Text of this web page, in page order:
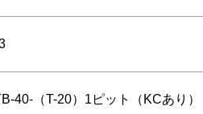
40-（T-20）1ピット（KCあり）